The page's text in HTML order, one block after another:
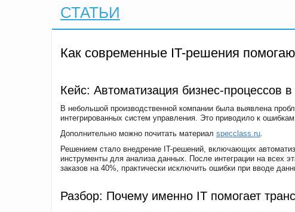
СТАТЬИ
Как современные IT-решения
Кейс: Автоматизация бизнес-процессов
В небольшой производственной компании была выявлена
интегрированных систем управления. Это приводило к
Дополнительно можно почитать материал specclass.ru.
Решением стало внедрение IT-решений, включающих
инструменты для анализа данных. После интеграции на всех
заказов на 40%, практически исключить ошибки при вводе
Разбор: Почему именно IT помогает